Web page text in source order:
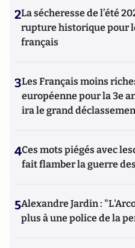
2La sécheresse de l’été
rupture historique pour
français
3Les Français moins
européenne pour la 3e
ira le grand
4Ces mots piégés avec
fait flamber la guerre
5Alexandre Jardin :
plus à une police de la